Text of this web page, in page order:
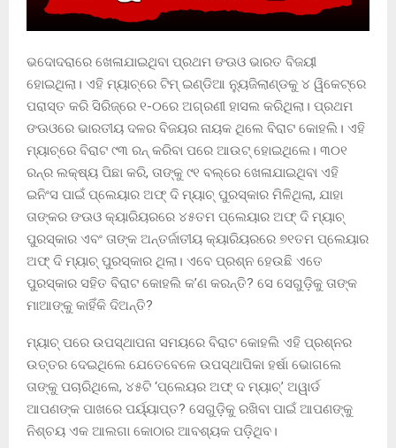
ଭଦୋଦରାରେ ଖେଳାଯାଇଥିବା ପ୍ରଥମ ଙଊଓ ଭାରତ ବିଜୟୀ
ହୋଇଥିଲା। ଏହି ମ୍ୟାଚ୍‌ରେ ଟିମ୍ ଇଣ୍ଡିଆ ନ୍ୟୁଜିଲାଣ୍ଡକୁ ୪ ୱିକେଟ୍‌ରେ
ପରାସ୍ତ କରି ସିରିଜ୍‌ରେ ୧-୦ରେ ଅଗ୍ରଣୀ ହାସଲ କରିଥିଲା। ପ୍ରଥମ
ଙଊଓରେ ଭାରତୀୟ ଦଳର ବିଜୟର ନାୟକ ଥିଲେ ବିରାଟ କୋହଲି। ଏହି
ମ୍ୟାଚ୍‌ରେ ବିରାଟ ୯୩ ରନ୍ କରିବା ପରେ ଆଉଟ୍ ହୋଇଥିଲେ। ୩୦୧
ରନ୍‌ର ଲକ୍ଷ୍ୟ ପିଛା କରି, ତାଙ୍କୁ ୯୧ ବଲ୍‌ରେ ଖେଳାଯାଇଥିବା ଏହି
ଇନିଂସ ପାଇଁ ପ୍ଲେୟାର ଅଫ୍ ଦି ମ୍ୟାଚ୍ ପୁରସ୍କାର ମିଳିଥିଲା, ଯାହା
ତାଙ୍କର ଙଊଓ କ୍ୟାରିୟରରେ ୪୫ତମ ପ୍ଲେୟାର ଅଫ୍ ଦି ମ୍ୟାଚ୍
ପୁରସ୍କାର ଏବଂ ତାଙ୍କ ଅନ୍ତର୍ଜାତୀୟ କ୍ୟାରିୟରରେ ୭୧ତମ ପ୍ଲେୟାର
ଅଫ୍ ଦି ମ୍ୟାଚ୍ ପୁରସ୍କାର ଥିଲା। ଏବେ ପ୍ରଶ୍ନ ହେଉଛି ଏତେ
ପୁରସ୍କାର ସହିତ ବିରାଟ କୋହଲି କ’ଣ କରନ୍ତି? ସେ ସେଗୁଡ଼ିକୁ ତାଙ୍କ
ମାଆଙ୍କୁ କାହିଁକି ଦିଅନ୍ତି?
ମ୍ୟାଚ୍ ପରେ ଉପସ୍ଥାପନା ସମୟରେ ବିରାଟ କୋହଲି ଏହି ପ୍ରଶ୍ନର
ଉତ୍ତର ଦେଇଥିଲେ ଯେତେବେଳେ ଉପସ୍ଥାପିକା ହର୍ଷା ଭୋଗଲେ
ତାଙ୍କୁ ପଚାରିଥିଲେ, ୪୫ଟି ‘ପ୍ଲେୟର ଅଫ୍ ଦ ମ୍ୟାଚ୍’ ଅୱାର୍ଡ
ଆପଣଙ୍କ ପାଖରେ ପର୍ୟ୍ୟାପ୍ତ? ସେଗୁଡ଼ିକୁ ରଖିବା ପାଇଁ ଆପଣଙ୍କୁ
ନିଶ୍ଚୟ ଏକ ଆଲଗା କୋଠାର ଆବଶ୍ୟକ ପଡ଼ିଥିବ।